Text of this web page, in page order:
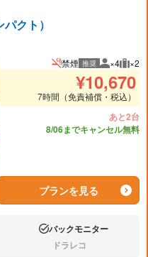
クト）
禁煙 推奨 推奨人数
×4 推奨
×2
¥10,670
7時間（免責補償・税込）
あと2台
8/06までキャンセル無料
プランを見る
あり:バックモニター
なし:ドラレコ